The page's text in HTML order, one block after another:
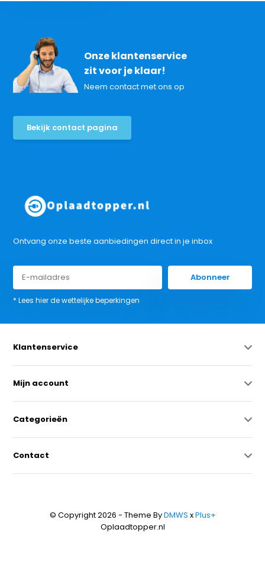
Onze klantenservice
zit voor je klaar!
Neem contact met ons op
Bekijk contact pagina
Ontvang onze beste aanbiedingen direct in je inbox
Abonneer
* Lees hier de wettelijke beperkingen
Klantenservice
Mijn account
Categorieën
Contact
© Copyright 2026 - Theme ByDMWS xPlus+
Oplaadtopper.nl